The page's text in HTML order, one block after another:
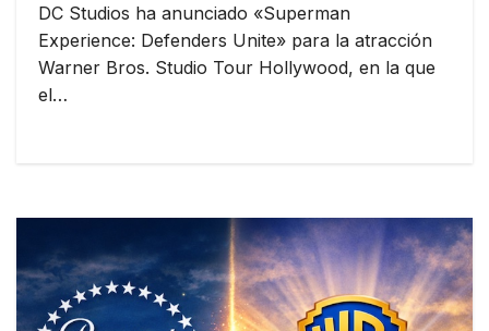
DC Studios ha anunciado «Superman
Experience: Defenders Unite» para la atracción
Warner Bros. Studio Tour Hollywood, en la que
el…